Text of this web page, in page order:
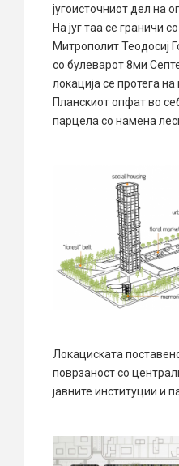
југоисточниот дел на
На југ таа се граничи
Митрополит Теодосиј
со булеварот 8ми
локација се протега
Планскиот опфат во
парцела со намена
Локациската
поврзаност со
јавните институции и